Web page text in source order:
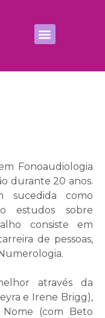
Fonoaudiologia
durante 20 anos.
sucedida como
estudos sobre
consiste em
de pessoas,
através da
e Irene Brigg),
(com Beto